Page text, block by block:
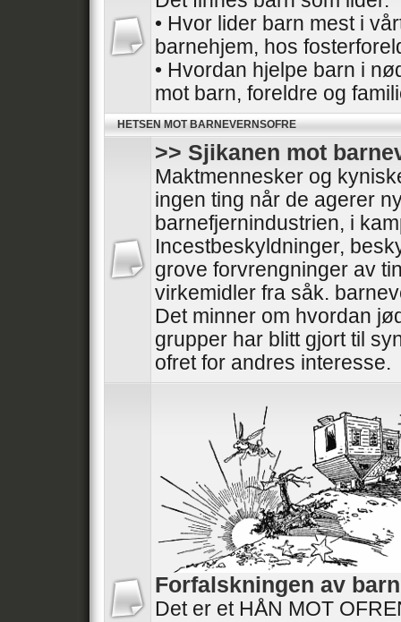
• Hvor lider barn mest i
barnehjem, hos
• Hvordan hjelpe barn i
mot barn, foreldre og
HETSEN MOT BARNEVERNSOFRE
>> Sjikanen mot
Maktmennesker og
ingen ting når de agerer
barnefjernindustrien, i
Incestbeskyldninger,
grove forvrengninger av
virkemidler fra såk.
Det minner om hvordan
grupper har blitt gjort til
ofret for andres interesse.
Forfalskningen av
Det er et HÅN MOT